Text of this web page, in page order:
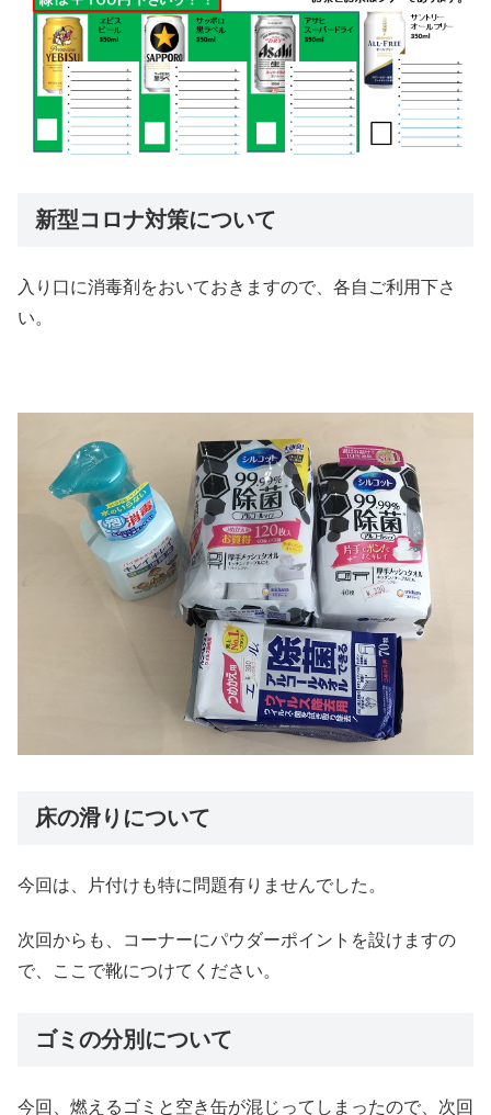
新型コロナ対策について
入り口に消毒剤をおいておきますので、各自ご利用下さ
い。
床の滑りについて
今回は、片付けも特に問題有りませんでした。
次回からも、コーナーにパウダーポイントを設けますの
で、ここで靴につけてください。
ゴミの分別について
今回、燃えるゴミと空き缶が混じってしまったので、次回